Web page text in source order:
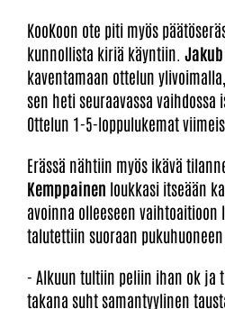
KooKoon ote piti myös
kunnollista kiriä käyntiin.
kaventamaan ottelun
sen heti seuraavassa vaihdossa
Ottelun 1-5-loppulukemat
Erässä nähtiin myös ikävä
Kemppainen loukkasi itseään
avoinna olleeseen vaihtoaitioon
talutettiin suoraan pukuhuoneen
- Alkuun tultiin peliin ihan ok ja
takana suht samantyylinen